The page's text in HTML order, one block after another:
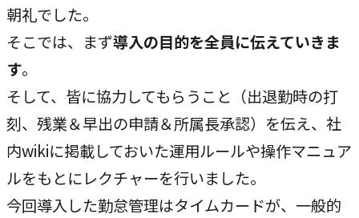
朝礼でした。
そこでは、まず導入の目的を全員に伝えていきま
す。
そして、皆に協力してもらうこと（出退勤時の打
刻、残業＆早出の申請＆所属長承認）を伝え、社
内wikiに掲載しておいた運用ルールや操作マニュア
ルをもとにレクチャーを行いました。
今回導入した勤怠管理はタイムカードが、一般的